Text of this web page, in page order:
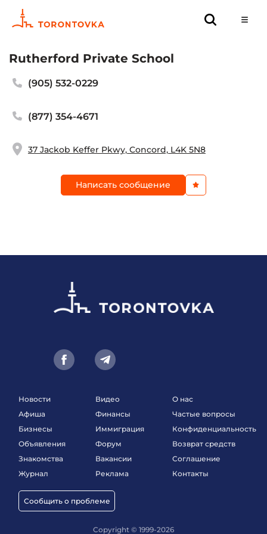
Rutherford Private School
(905) 532-0229
(877) 354-4671
37 Jackob Keffer Pkwy, Concord, L4K 5N8
Написать сообщение
Новости
Афиша
Бизнесы
Объявления
Знакомства
Журнал
Сообщить о проблеме
Видео
Финансы
Иммиграция
Форум
Вакансии
Реклама
О нас
Частые вопросы
Конфиденциальность
Возврат средств
Соглашение
Контакты
Copyright © 1999-2026